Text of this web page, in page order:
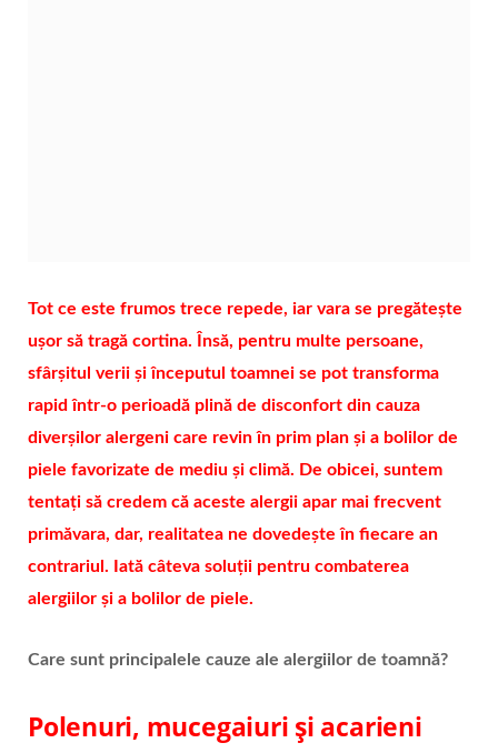
Tot ce este frumos trece repede, iar vara se pregătește
ușor să tragă cortina. Însă, pentru multe persoane,
sfârșitul verii și începutul toamnei se pot transforma
rapid într-o perioadă plină de disconfort din cauza
diverșilor alergeni care revin în prim plan și a bolilor de
piele favorizate de mediu și climă. De obicei, suntem
tentați să credem că aceste alergii apar mai frecvent
primăvara, dar, realitatea ne dovedește în fiecare an
contrariul. Iată câteva soluții pentru combaterea
alergiilor și a bolilor de piele.
Care sunt principalele cauze ale alergiilor de toamnă?
Polenuri, mucegaiuri și acarieni